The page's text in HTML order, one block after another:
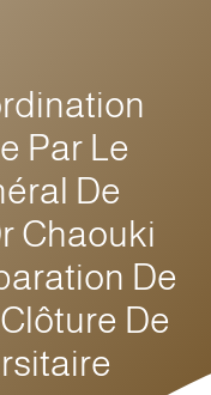
Par Le
De
Chaouki
De
De